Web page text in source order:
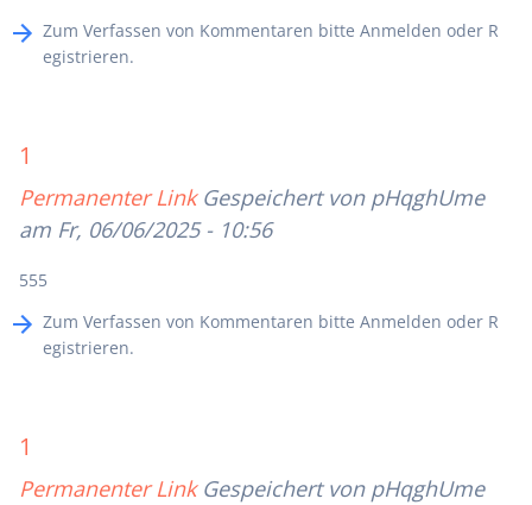
Zum Verfassen von Kommentaren bitte Anmelden oder R
egistrieren.
1
Permanenter Link Gespeichert von pHqghUme
am Fr, 06/06/2025 - 10:56
555
Zum Verfassen von Kommentaren bitte Anmelden oder R
egistrieren.
1
Permanenter Link Gespeichert von pHqghUme